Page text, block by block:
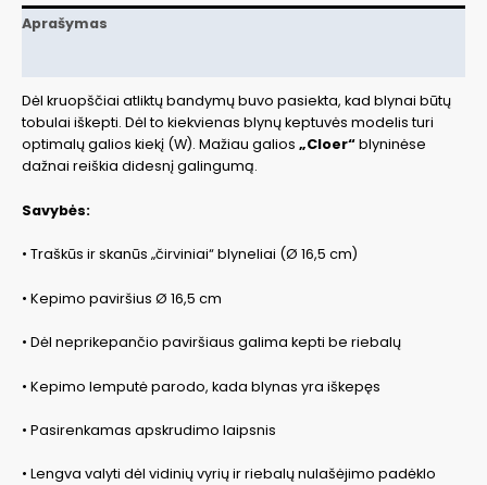
Aprašymas
Dėl kruopščiai atliktų bandymų buvo pasiekta, kad blynai būtų
tobulai iškepti. Dėl to kiekvienas blynų keptuvės modelis turi
optimalų galios kiekį (W). Mažiau galios „Cloer“blyninėse
dažnai reiškia didesnį galingumą.
Savybės:
• Traškūs ir skanūs „čirviniai“ blyneliai (Ø 16,5 cm)
• Kepimo paviršius Ø 16,5 cm
• Dėl neprikepančio paviršiaus galima kepti be riebalų
• Kepimo lemputė parodo, kada blynas yra iškepęs
• Pasirenkamas apskrudimo laipsnis
• Lengva valyti dėl vidinių vyrių ir riebalų nulašėjimo padėklo